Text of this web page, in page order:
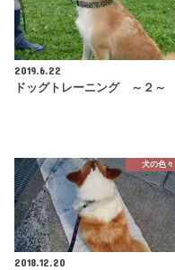
2019.6.22
ドッグトレーニング ～２～
犬の色々
2018.12.20